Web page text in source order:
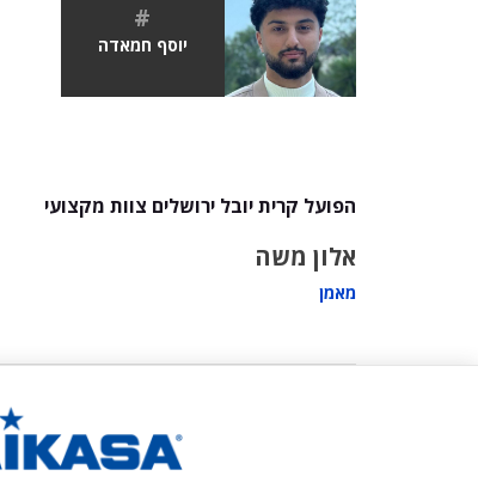
#
יוסף חמאדה
הפועל קרית יובל ירושלים צוות מקצועי
אלון משה
מאמן